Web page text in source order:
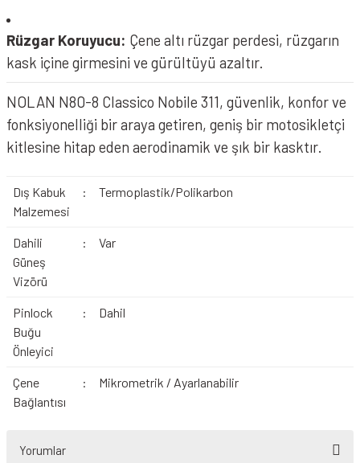
Rüzgar Koruyucu: Çene altı rüzgar perdesi, rüzgarın
kask içine girmesini ve gürültüyü azaltır.
NOLAN N80-8 Classico Nobile 311, güvenlik, konfor ve
fonksiyonelliği bir araya getiren, geniş bir motosikletçi
kitlesine hitap eden aerodinamik ve şık bir kasktır.
Dış Kabuk
Malzemesi
: Termoplastik/Polikarbon
Dahili
Güneş
Vizörü
: Var
Pinlock
Buğu
Önleyici
: Dahil
Çene
Bağlantısı
: Mikrometrik / Ayarlanabilir
Yorumlar